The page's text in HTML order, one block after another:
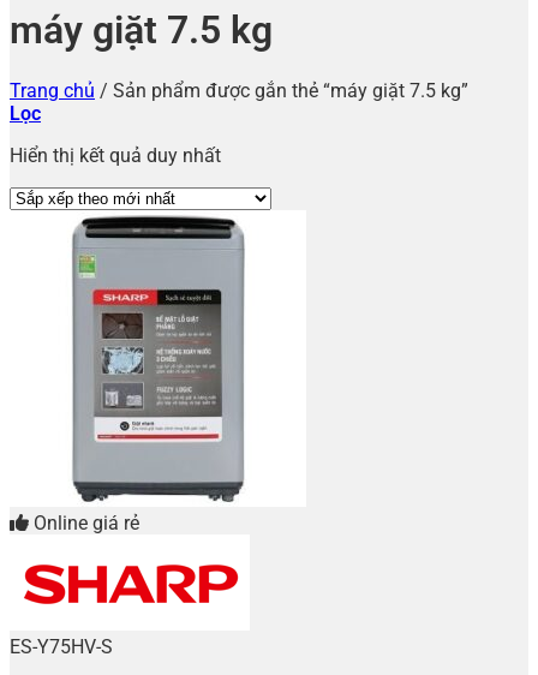
máy giặt 7.5 kg
Trang chủ / Sản phẩm được gắn thẻ “máy giặt 7.5 kg”
Lọc
Hiển thị kết quả duy nhất
Online giá rẻ
ES-Y75HV-S